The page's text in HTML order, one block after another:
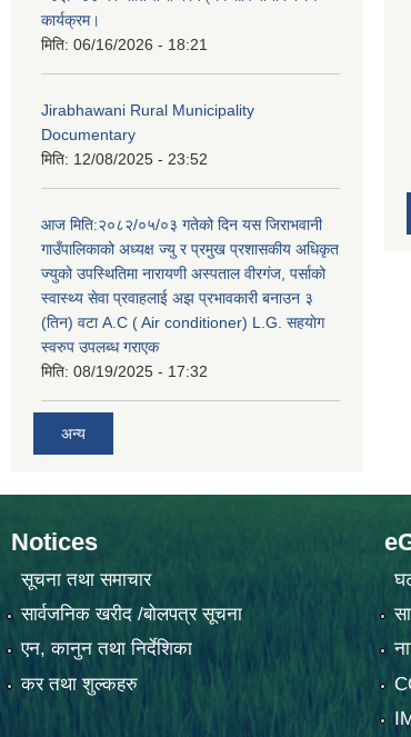
कार्यक्रम।
मिति: 06/16/2026 - 18:21
Jirabhawani Rural Municipality
Documentary
मिति: 12/08/2025 - 23:52
आज मिति:२०८२/०५/०३ गतेको दिन यस जिराभवानी
गाउँपालिकाको अध्यक्ष ज्यु र प्रमुख प्रशासकीय अधिकृत
ज्युको उपस्थितिमा नारायणी अस्पताल वीरगंज, पर्साको
स्वास्थ्य सेवा प्रवाहलाई अझ प्रभावकारी बनाउन ३
(तिन) वटा A.C ( Air conditioner) L.G. सहयाेग
स्वरुप उपलब्ध गराएक
मिति: 08/19/2025 - 17:32
अन्य
Notices
सूचना तथा समाचार
सार्वजनिक खरीद /बोलपत्र सूचना
एन, कानुन तथा निर्देशिका
कर तथा शुल्कहरु